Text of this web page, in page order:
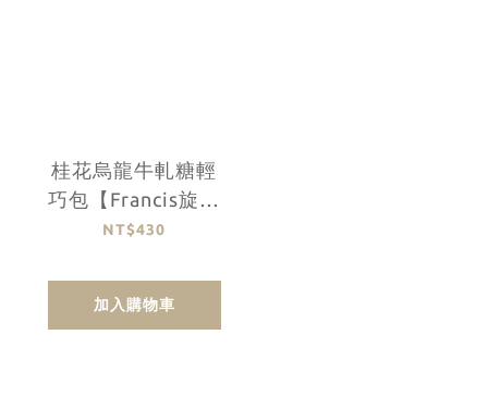
桂花烏龍牛軋糖輕
巧包【Francis旋轉
木馬】
NT$430
加入購物車